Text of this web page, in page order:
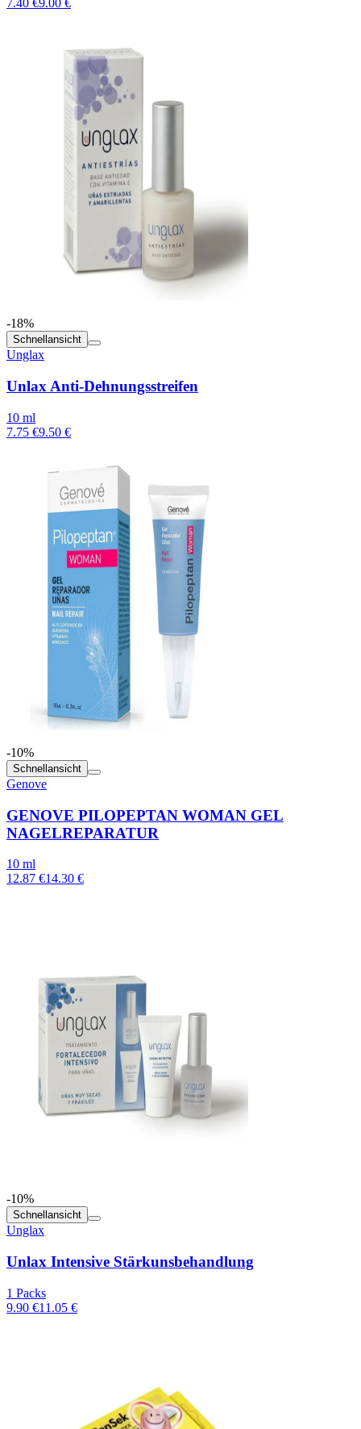
7.40 €9.00 €
-18%
Schnellansicht
Unglax
Unlax Anti-Dehnungsstreifen
10 ml
7.75 €9.50 €
-10%
Schnellansicht
Genove
GENOVE PILOPEPTAN WOMAN GEL
NAGELREPARATUR
10 ml
12.87 €14.30 €
-10%
Schnellansicht
Unglax
Unlax Intensive Stärkunsbehandlung
1 Packs
9.90 €11.05 €